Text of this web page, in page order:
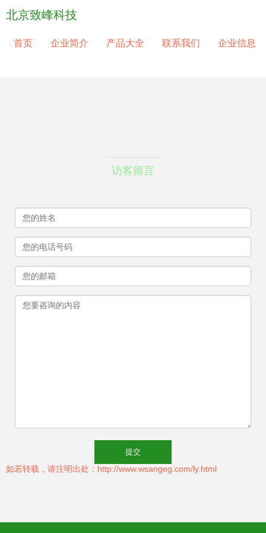
北京致峰科技
首页 企业简介 产品大全 联系我们 企业信息
访客留言
如若转载，请注明出处：http://www.wsangeg.com/ly.html